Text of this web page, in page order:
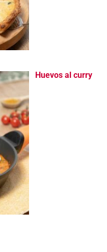
Huevos al curry